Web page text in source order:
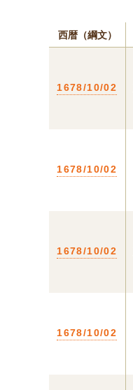
西暦（綱文）
1678/10/02
1678/10/02
1678/10/02
1678/10/02